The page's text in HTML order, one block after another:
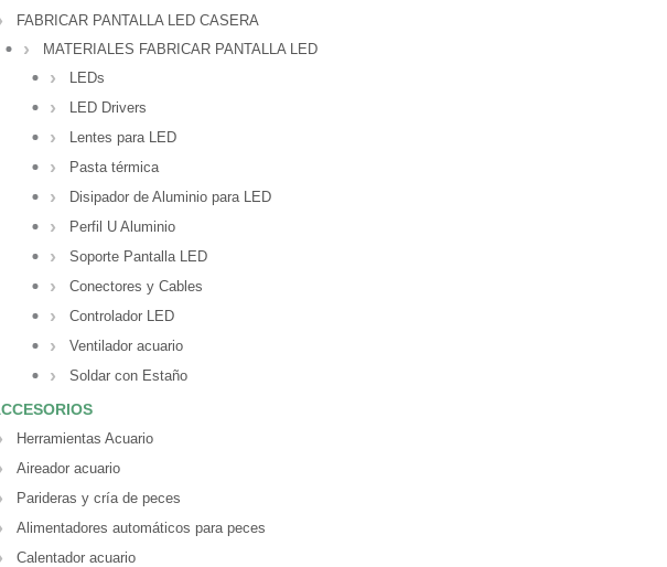
FABRICAR PANTALLA LED CASERA
MATERIALES FABRICAR PANTALLA LED
LEDs
LED Drivers
Lentes para LED
Pasta térmica
Disipador de Aluminio para LED
Perfil U Aluminio
Soporte Pantalla LED
Conectores y Cables
Controlador LED
Ventilador acuario
Soldar con Estaño
Herramientas Acuario
Aireador acuario
Parideras y cría de peces
Alimentadores automáticos para peces
Calentador acuario